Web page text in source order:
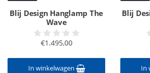
Blij Design Hanglamp The
Wave
€1.495,00
In winkelwagen
Blij
In